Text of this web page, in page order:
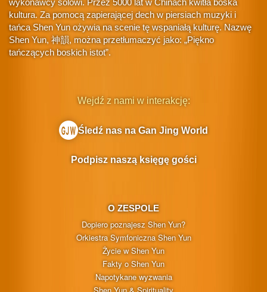
kultura. Za pomocą zapierającej dech w piersiach muzyki i
tańca Shen Yun ożywia na scenie tę wspaniałą kulturę. Nazwę
Shen Yun, 神韻, można przetłumaczyć jako: „Piękno
tańczących boskich istot”.
O ZESPOLE
Dopiero poznajesz Shen Yun?
Orkiestra Symfoniczna Shen Yun
Życie w Shen Yun
Fakty o Shen Yun
Napotykane wyzwania
Shen Yun & Spirituality
Wejdź z nami w interakcję:
Śledź nas na Gan Jing World
Podpisz naszą księgę gości